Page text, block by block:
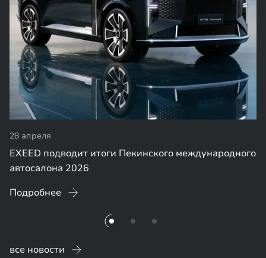
28 апреля
EXEED подводит итоги Пекинского международного
автосалона 2026
Подробнее
все новости